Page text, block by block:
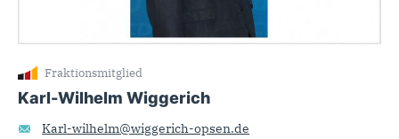
Fraktionsmitglied
Karl-Wilhelm Wiggerich
Karl-wilhelm@wiggerich-opsen.de